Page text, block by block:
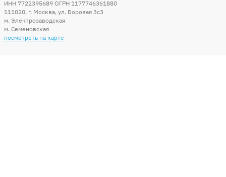
ИНН 7722395689 ОГРН 1177746361880
111020, г. Москва, ул. Боровая 3c3
м. Электрозаводская
м. Семеновская
посмотреть на карте